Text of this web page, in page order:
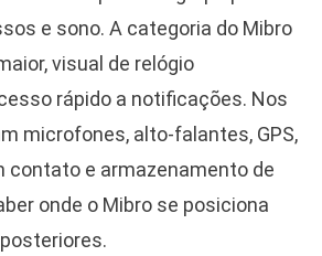
e sono. A categoria do Mibro
visual de relógio
rápido a notificações. Nos
microfones, alto-falantes, GPS,
contato e armazenamento de
onde o Mibro se posiciona